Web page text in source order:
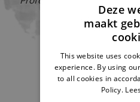
onze vaste Deze
maakt
This website uses
experience. By using
to all cookies in
Policy.